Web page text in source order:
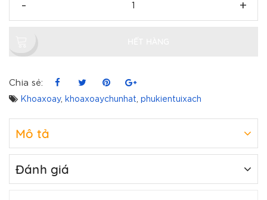
- +
Chia sẻ:
Khoaxoay, khoaxoaychunhat phukientuixach
Mô tả
Đánh giá